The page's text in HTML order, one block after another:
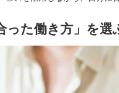
た働き方」を選